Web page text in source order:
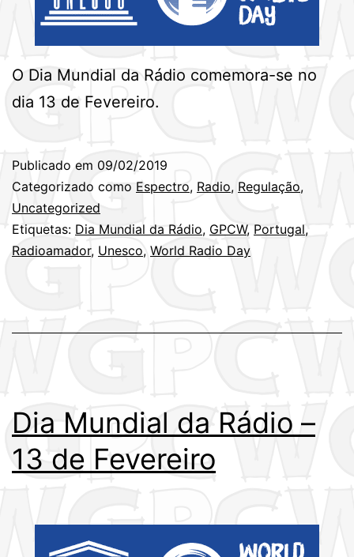
O Dia Mundial da Rádio comemora-se no
dia 13 de Fevereiro.
Publicado em 09/02/2019
Categorizado como Espectro, Radio, Regulação,
Uncategorized
Etiquetas: Dia Mundial da Rádio, GPCW, Portugal,
Radioamador, Unesco, World Radio Day
Dia Mundial da Rádio –
13 de Fevereiro